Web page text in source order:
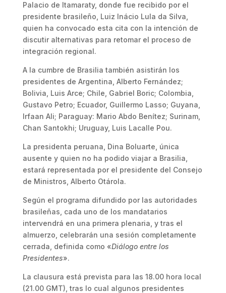
Palacio de Itamaraty, donde fue recibido por el
presidente brasileño, Luiz Inácio Lula da Silva,
quien ha convocado esta cita con la intención de
discutir alternativas para retomar el proceso de
integración regional.
A la cumbre de Brasilia también asistirán los
presidentes de Argentina, Alberto Fernández;
Bolivia, Luis Arce; Chile, Gabriel Boric; Colombia,
Gustavo Petro; Ecuador, Guillermo Lasso; Guyana,
Irfaan Ali; Paraguay: Mario Abdo Benítez; Surinam,
Chan Santokhi; Uruguay, Luis Lacalle Pou.
La presidenta peruana, Dina Boluarte, única
ausente y quien no ha podido viajar a Brasilia,
estará representada por el presidente del Consejo
de Ministros, Alberto Otárola.
Según el programa difundido por las autoridades
brasileñas, cada uno de los mandatarios
intervendrá en una primera plenaria, y tras el
almuerzo, celebrarán una sesión completamente
cerrada, definida como «Diálogo entre los
Presidentes».
La clausura está prevista para las 18.00 hora local
(21.00 GMT), tras lo cual algunos presidentes